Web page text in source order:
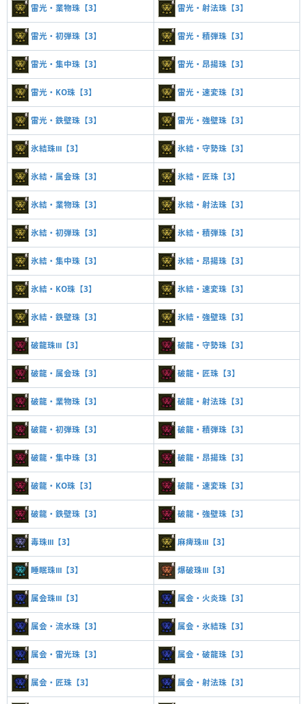
雷光・業物珠【3】 雷光・射法珠【3】
雷光・初弾珠【3】 雷光・積弾珠【3】
雷光・集中珠【3】 雷光・昂揚珠【3】
雷光・KO珠【3】 雷光・速変珠【3】
雷光・鉄壁珠【3】 雷光・強壁珠【3】
氷結珠Ⅲ【3】 氷結・守勢珠【3】
氷結・属会珠【3】 氷結・匠珠【3】
氷結・業物珠【3】 氷結・射法珠【3】
氷結・初弾珠【3】 氷結・積弾珠【3】
氷結・集中珠【3】 氷結・昂揚珠【3】
氷結・KO珠【3】 氷結・速変珠【3】
氷結・鉄壁珠【3】 氷結・強壁珠【3】
破龍珠Ⅲ【3】 破龍・守勢珠【3】
破龍・属会珠【3】 破龍・匠珠【3】
破龍・業物珠【3】 破龍・射法珠【3】
破龍・初弾珠【3】 破龍・積弾珠【3】
破龍・集中珠【3】 破龍・昂揚珠【3】
破龍・KO珠【3】 破龍・速変珠【3】
破龍・鉄壁珠【3】 破龍・強壁珠【3】
毒珠Ⅲ【3】 麻痺珠Ⅲ【3】
睡眠珠Ⅲ【3】 爆破珠Ⅲ【3】
属会珠Ⅲ【3】 属会・火炎珠【3】
属会・流水珠【3】 属会・氷結珠【3】
属会・雷光珠【3】 属会・破龍珠【3】
属会・匠珠【3】 属会・射法珠【3】